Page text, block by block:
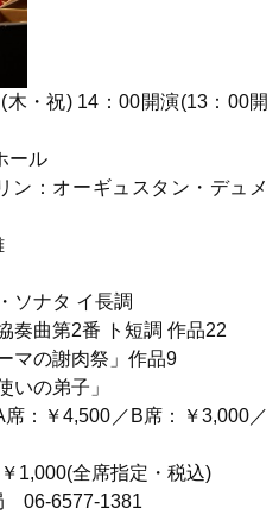
(木・祝) 14 ：00開演(13： 00開
ール
ン：オーギュスタン・デュメ
ソナタ イ長調
奏曲第2番 ト短調 作品22
マの謝肉祭」作品9
の弟子」
席：￥4,500 ／ B席：￥3,000／
1,000(全席指定・税込)
06-6577-1381